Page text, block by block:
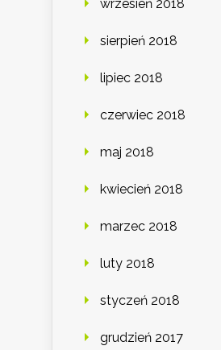
wrzesień 2018
sierpień 2018
lipiec 2018
czerwiec 2018
maj 2018
kwiecień 2018
marzec 2018
luty 2018
styczeń 2018
grudzień 2017